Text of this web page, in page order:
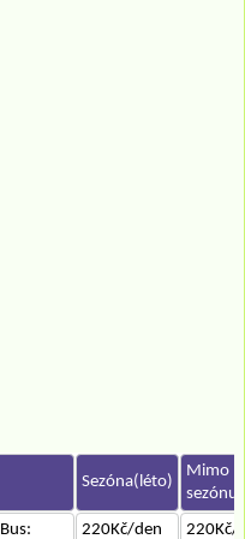
Sezóna(léto)
Mimo
sezónu
Bus: 220Kč/den 220Kč/